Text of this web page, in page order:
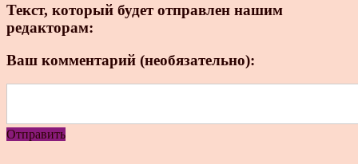
Текст, который будет отправлен нашим
редакторам:
Ваш комментарий (необязательно):
Отправить